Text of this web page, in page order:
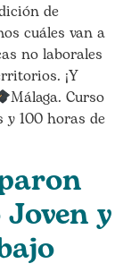
de
cuáles van a
no laborales
¡Y
Málaga. Curso
y 100 horas de
y